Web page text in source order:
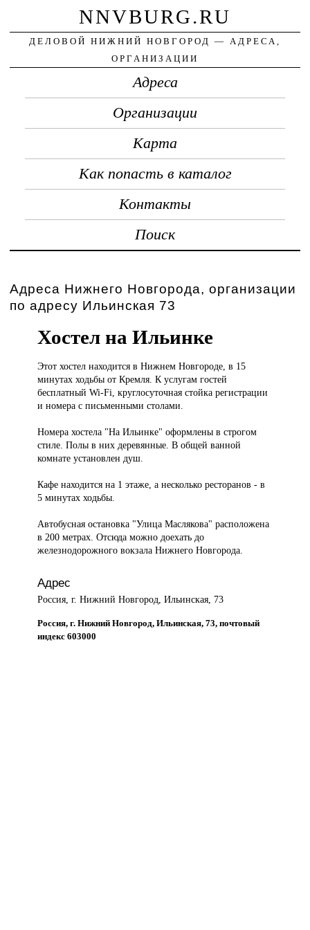
NNVBURG.RU
ДЕЛОВОЙ НИЖНИЙ НОВГОРОД — АДРЕСА,
ОРГАНИЗАЦИИ
Адреса
Организации
Карта
Как попасть в каталог
Контакты
Поиск
Адреса Нижнего Новгорода, организации
по адресу Ильинская 73
Хостел на Ильинке
Этот хостелнаходится в Нижнем Новгороде, в 15
минутах ходьбы от Кремля. К услугам гостей
бесплатный Wi-Fi, круглосуточная стойка регистрации
и номера с письменными столами.
Номера хостела "На Ильинке" оформлены в строгом
стиле. Полы в них деревянные. В общей ванной
комнате установлен душ.
Кафе находится на 1 этаже, а несколько ресторанов - в
5 минутах ходьбы.
Автобусная остановка "Улица Маслякова" расположена
в 200 метрах. Отсюда можно доехать до
железнодорожного вокзала Нижнего Новгорода.
Адрес
Россия, г. Нижний Новгород, Ильинская, 73
Россия, г. Нижний Новгород, Ильинская, 73, почтовый
индекс 603000